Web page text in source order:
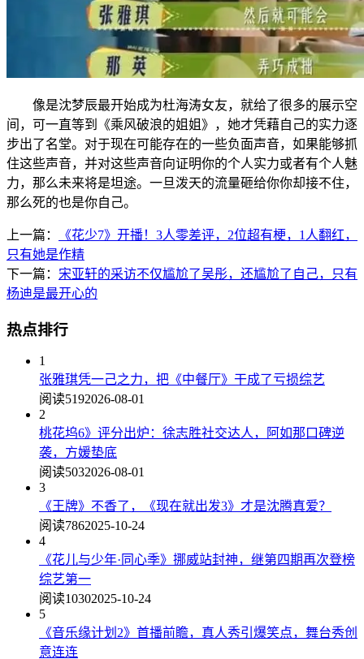
像是沈梦辰最开始成为杜海涛女友，就给了很多的展示空
间，可一直等到《乘风破浪的姐姐》，她才凭藉自己的实力逐
步出了名堂。对于现在可能存在的一些负面声音，如果能够抓
住这些声音，并对这些声音向证明你的个人实力或者有个人魅
力，那么未来将是坦途。一旦泼天的流量砸给你你却接不住，
那么死的也是你自己。
上一篇：
《花少7》开播！3人零差评，2位超有梗，1人翻红，
只有她是作精
下一篇： 宋亚轩的采访不仅尴尬了吴彤，还尴尬了自己，只有
杨迪是最开心的
热点排行
1
张雅琪凭一己之力，把《中餐厅》干成了亏损综艺
阅读5192026-08-01
2
桃花坞6》评分出炉：徐志胜社交达人，阿如那口碑逆
袭，方媛垫底
阅读5032026-08-01
3
《王牌》不香了，《现在就出发3》才是沈腾真爱？
阅读7862025-10-24
4
《花儿与少年·同心季》挪威站封神，继第四期再次登榜
综艺第一
阅读10302025-10-24
5
《音乐缘计划2》首播前瞻，真人秀引爆笑点，舞台秀创
意连连